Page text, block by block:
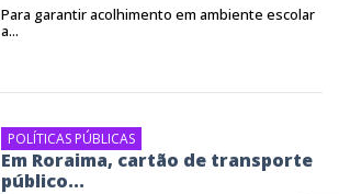
Para garantir acolhimento em ambiente escolar
a...
POLÍTICAS PÚBLICAS
Em Roraima, cartão de transporte
público...